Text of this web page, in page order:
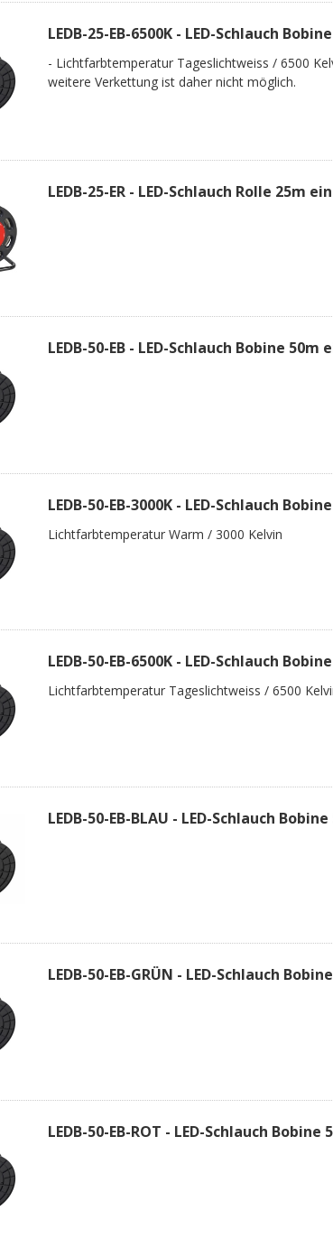
LEDB-25-EB-6500K - LED-Schlauch
- Lichtfarbtemperatur Tageslichtweiss / 6500
weitere Verkettung ist daher nicht möglich.
LEDB-25-ER - LED-Schlauch Rolle 25m
LEDB-50-EB - LED-Schlauch Bobine
LEDB-50-EB-3000K - LED-Schlauch
Lichtfarbtemperatur Warm / 3000 Kelvin
LEDB-50-EB-6500K - LED-Schlauch
Lichtfarbtemperatur Tageslichtweiss / 6500
LEDB-50-EB-BLAU - LED-Schlauch
LEDB-50-EB-GRÜN - LED-Schlauch
LEDB-50-EB-ROT - LED-Schlauch